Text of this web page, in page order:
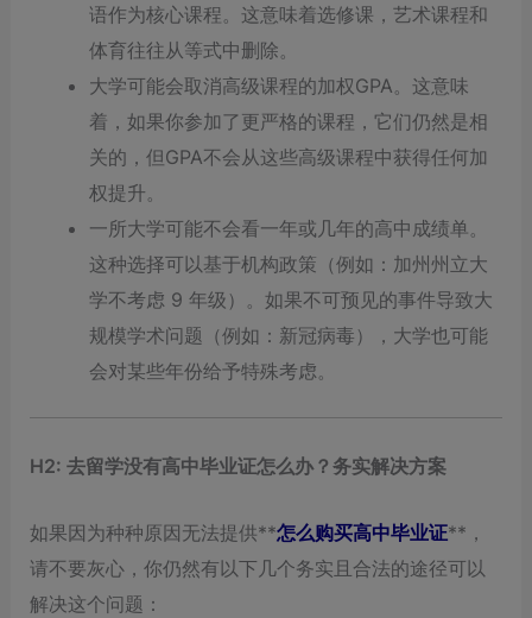
语作为核心课程。这意味着选修课，艺术课程和
体育往往从等式中删除。
大学可能会取消高级课程的加权GPA。这意味
着，如果你参加了更严格的课程，它们仍然是相
关的，但GPA不会从这些高级课程中获得任何加
权提升。
一所大学可能不会看一年或几年的高中成绩单。
这种选择可以基于机构政策（例如：加州州立大
学不考虑 9 年级）。如果不可预见的事件导致大
规模学术问题（例如：新冠病毒），大学也可能
会对某些年份给予特殊考虑。
H2: 去留学没有高中毕业证怎么办？务实解决方案
如果因为种种原因无法提供**怎么购买高中毕业证**，
请不要灰心，你仍然有以下几个务实且合法的途径可以
解决这个问题：